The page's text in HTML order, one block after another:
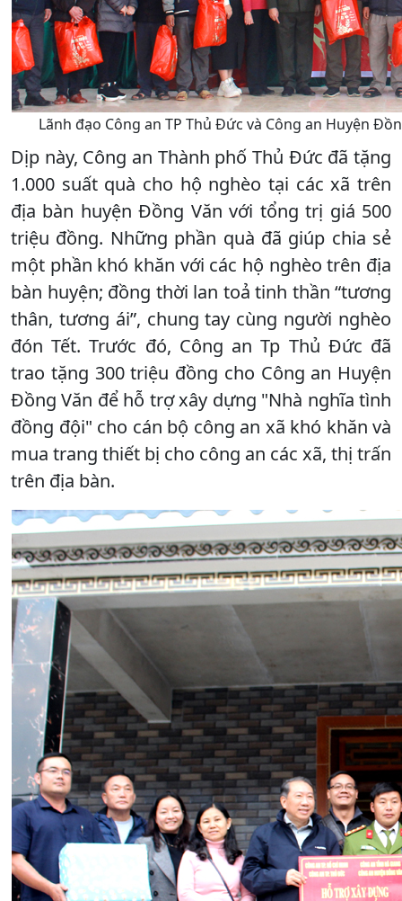
Lãnh đạo Công an TP Thủ Đức và Công an Huyện
Dịp này, Công an Thành phố Thủ Đức đã tặng
1.000 suất quà cho hộ nghèo tại các xã trên
địa bàn huyện Đồng Văn với tổng trị giá 500
triệu đồng. Những phần quà đã giúp chia sẻ
một phần khó khăn với các hộ nghèo trên địa
bàn huyện; đồng thời lan toả tinh thần “tương
thân, tương ái”, chung tay cùng người nghèo
đón Tết. Trước đó, Công an Tp Thủ Đức đã
trao tặng 300 triệu đồng cho Công an Huyện
Đồng Văn để hỗ trợ xây dựng "Nhà nghĩa tình
đồng đội" cho cán bộ công an xã khó khăn và
mua trang thiết bị cho công an các xã, thị trấn
trên địa bàn.